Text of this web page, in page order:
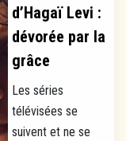
d’Hagaï Levi :
dévorée par la
grâce
Les séries
télévisées se
suivent et ne se